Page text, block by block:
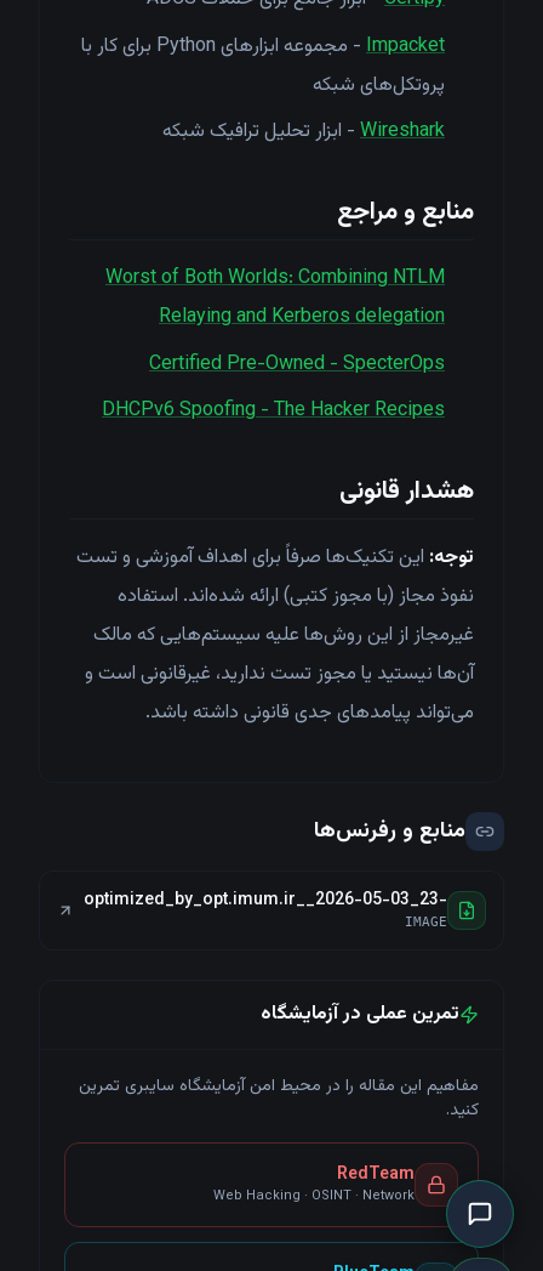
پشتیبانی
Impacket
- مجموعه ابزارهای Python برای کار با
پروتکل‌های شبکه
Wireshark - ابزار تحلیل ترافیک شبکه
منابع و مراجع
Worst of Both Worlds: Combining NTLM
Relaying and Kerberos delegation
Certified Pre-Owned - SpecterOps
DHCPv6 Spoofing - The Hacker Recipes
هشدار قانونی
توجه: این تکنیک‌ها صرفاً برای اهداف آموزشی و تست
نفوذ مجاز (با مجوز کتبی) ارائه شده‌اند. استفاده
غیرمجاز از این روش‌ها علیه سیستم‌هایی که مالک
آن‌ها نیستید یا مجوز تست ندارید، غیرقانونی است و
می‌تواند پیامدهای جدی قانونی داشته باشد.
منابع و رفرنس‌ها
optimized_by_opt.imum.ir__2026-05-03_23-
23-26.jpg
IMAGE
تمرین عملی در آزمایشگاه
مفاهیم این مقاله را در محیط امن آزمایشگاه سایبری تمرین
کنید.
RedTeam
Web Hacking · OSINT · Network